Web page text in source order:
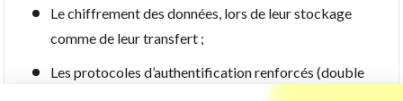
Le chiffrement des données, lors de leur stockage
comme de leur transfert ;
Les protocoles d’authentification renforcés (double